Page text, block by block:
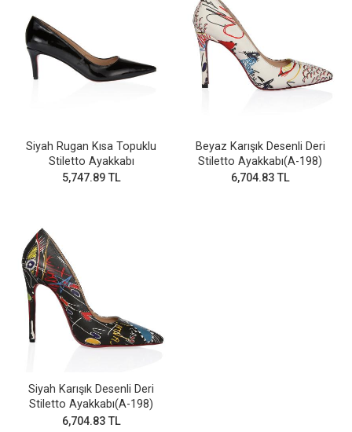
Siyah Rugan Kısa Topuklu
Stiletto Ayakkabı
5,747.89 TL
Beyaz Karışık Desenli Deri
Stiletto Ayakkabı(A-198)
6,704.83 TL
Siyah Karışık Desenli Deri
Stiletto Ayakkabı(A-198)
6,704.83 TL